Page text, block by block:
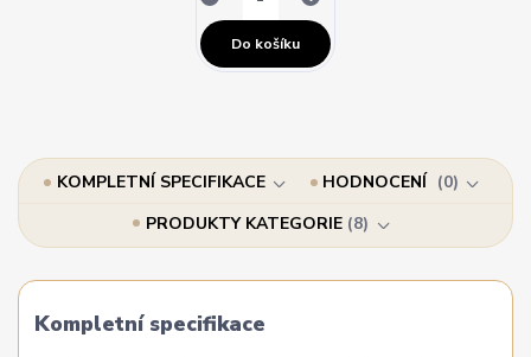
Do košíku
KOMPLETNÍ SPECIFIKACE HODNOCENÍ
0
PRODUKTY KATEGORIE 8
Kompletní specifikace